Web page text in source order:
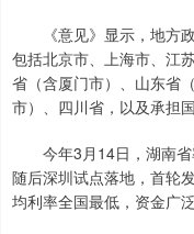
《意见》显示，地方政
包括北京市、上海市、江
省（含厦门市）、山东省
市）、四川省，以及承担
今年3月14日，湖南省
随后深圳试点落地，首轮
均利率全国最低，资金广